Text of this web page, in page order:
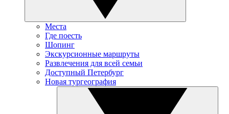
Места
Где поесть
Шопинг
Экскурсионные маршруты
Развлечения для всей семьи
Доступный Петербург
Новая тургеография